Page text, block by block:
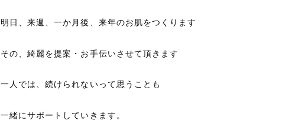
明日、来週、一か月後、来年のお肌をつくります
その、綺麗を提案・お手伝いさせて頂きます
一人では、続けられないって思うことも
一緒にサポートしていきます。